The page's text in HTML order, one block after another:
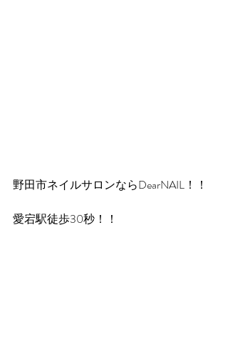
野田市ネイルサロンならDearNAIL！！
愛宕駅徒歩30秒！！